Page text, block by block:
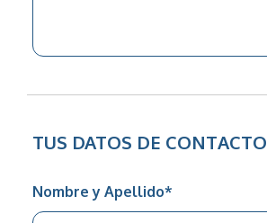
TUS DATOS DE CONTACTO
Nombre y Apellido*